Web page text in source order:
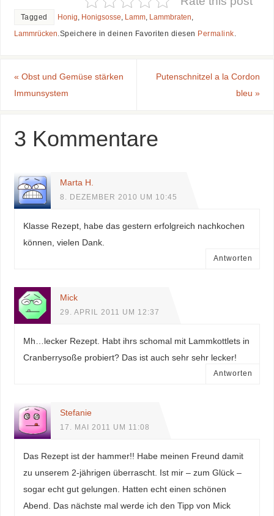
Tagged Honig Honigsosse Lamm, Lammbraten
Lammrücken Speichere in deinen Favoriten diesen Permalink
« Obst und Gemüse stärken
Immunsystem
Putenschnitzel a la Cordon
bleu»
3 Kommentare
Marta H.
8. DEZEMBER 2010 UM 10:45
Klasse Rezept, habe das gestern erfolgreich nachkochen
können, vielen Dank.
Antworten
Mick
29. APRIL 2011 UM 12:37
Mh…lecker Rezept. Habt ihrs schomal mit Lammkottlets in
Cranberrysoße probiert? Das ist auch sehr sehr lecker!
Antworten
Stefanie
17. MAI 2011 UM 11:08
Das Rezept ist der hammer!! Habe meinen Freund damit
zu unserem 2-jährigen überrascht. Ist mir – zum Glück –
sogar echt gut gelungen. Hatten echt einen schönen
Abend. Das nächste mal werde ich den Tipp von Mick